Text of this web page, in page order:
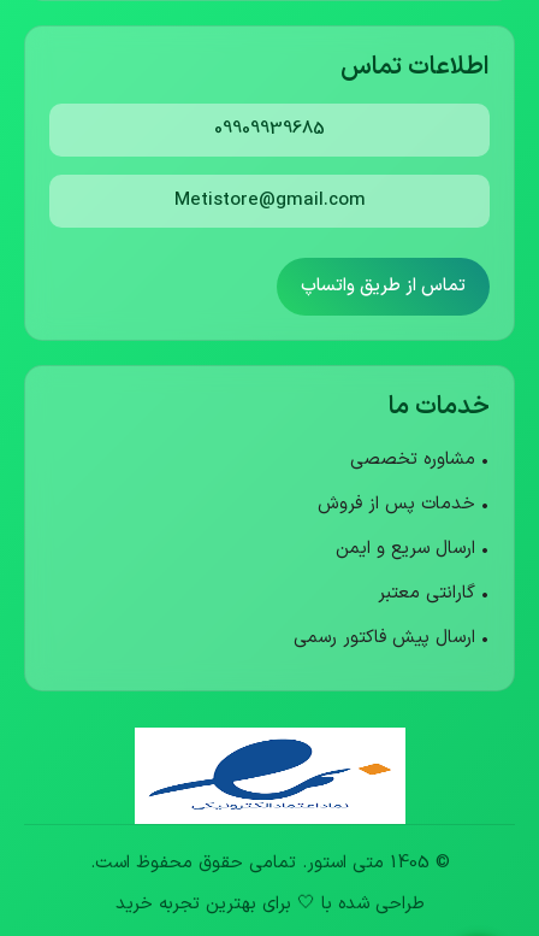
اطلاعات تماس
09909939685
Metistore@gmail.com
تماس از طریق واتساپ
خدمات ما
• مشاوره تخصصی
• خدمات پس از فروش
• ارسال سریع و ایمن
• گارانتی معتبر
• ارسال پیش فاکتور رسمی
© 1405 متی استور. تمامی حقوق محفوظ است.
طراحی شده با 🤍 برای بهترین تجربه خرید